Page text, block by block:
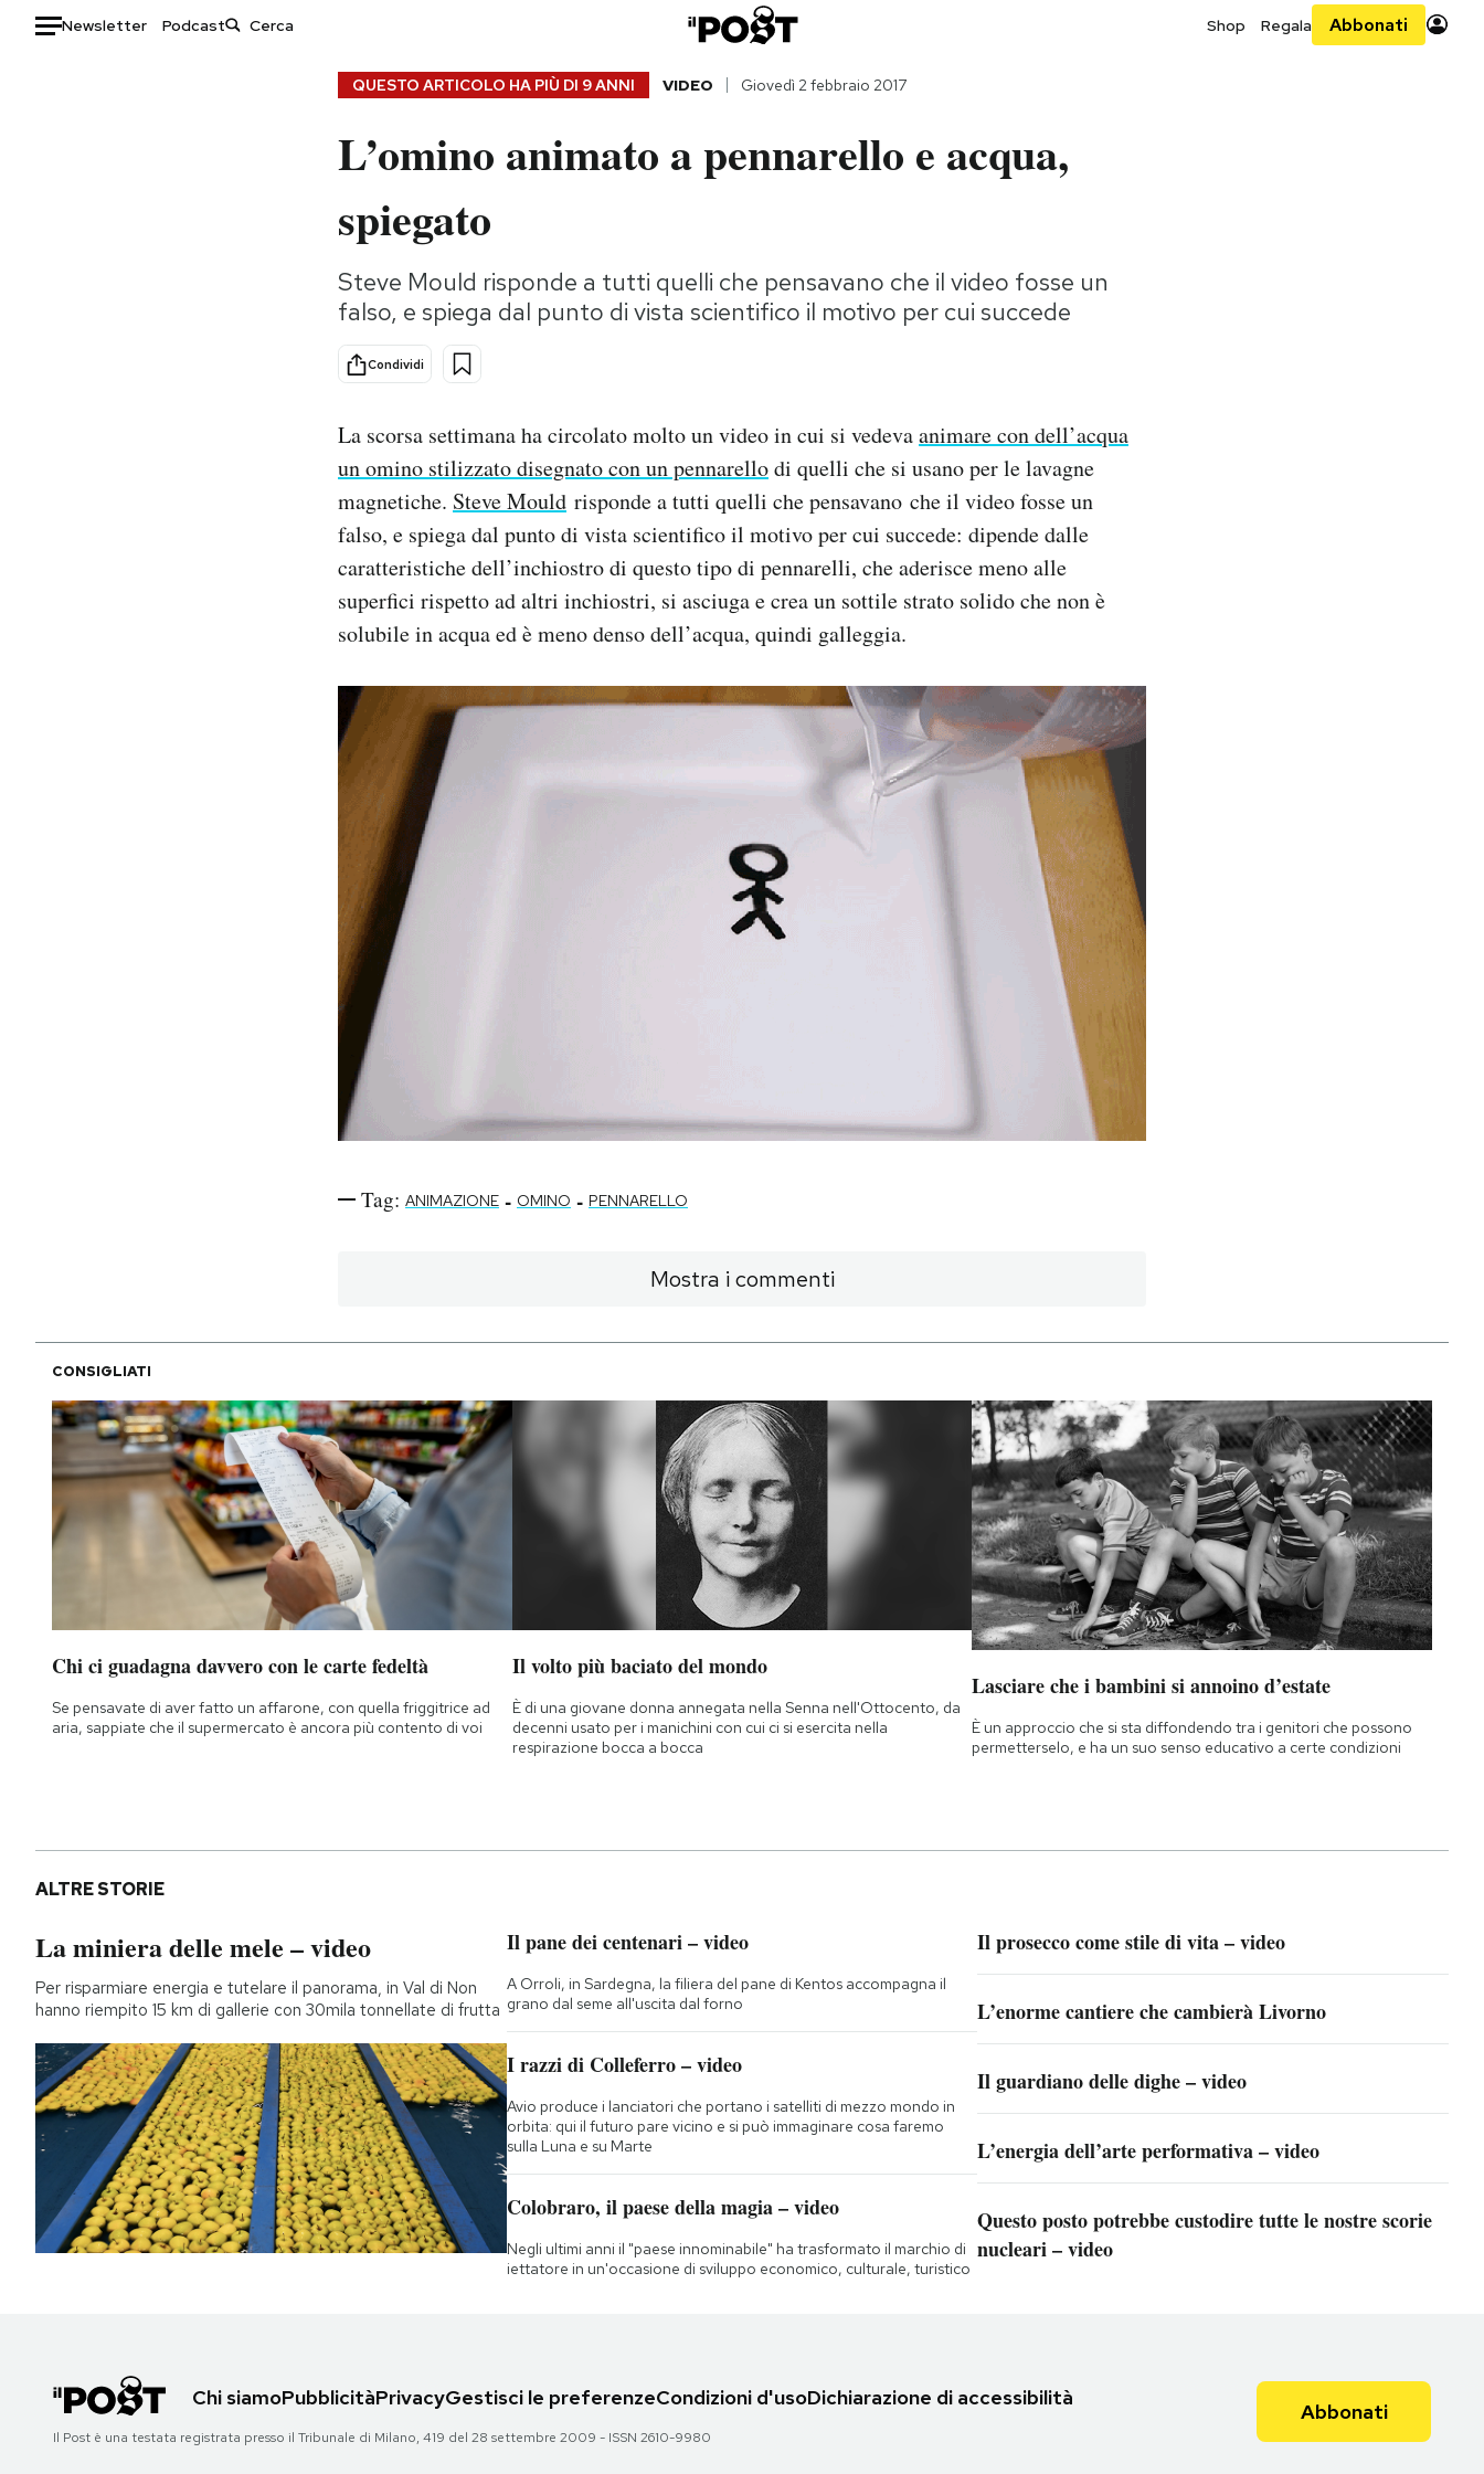
Newsletter Podcast Shop Regala Abbonati
Consumismi
Storie/Idee
Ok Boomer!
Mondiali calcio 2026
QUESTO ARTICOLO HA PIÙ DI 9 ANNI VIDEO Giovedì 2 febbraio 2017
L’omino animato a pennarello e acqua,
spiegato
Steve Mould risponde a tutti quelli che pensavano che il video fosse un
falso, e spiega dal punto di vista scientifico il motivo per cui succede
Condividi
La scorsa settimana ha circolato molto un video in cui si vedevaanimare con dell’acqua
un omino stilizzato disegnato con un pennarellodi quelli che si usano per le lavagne
magnetiche. Steve Mould risponde a tutti quelli che pensavano che il video fosse un
falso, e spiega dal punto di vista scientifico il motivo per cui succede: dipende dalle
caratteristiche dell’inchiostro di questo tipo di pennarelli, che aderisce meno alle
superfici rispetto ad altri inchiostri, si asciuga e crea un sottile strato solido che non è
solubile in acqua ed è meno denso dell’acqua, quindi galleggia.
Tag: ANIMAZIONE - OMINO - PENNARELLO
Mostra i commenti
CONSIGLIATI
Chi ci guadagna davvero con le carte fedeltà
Se pensavate di aver fatto un affarone, con quella friggitrice ad
aria, sappiate che il supermercato è ancora più contento di voi
Il volto più baciato del mondo
È di una giovane donna annegata nella Senna nell'Ottocento, da
decenni usato per i manichini con cui ci si esercita nella
respirazione bocca a bocca
Lasciare che i bambini si annoino d’estate
È un approccio che si sta diffondendo tra i genitori che possono
permetterselo, e ha un suo senso educativo a certe condizioni
ALTRE STORIE
La miniera delle mele – video
Per risparmiare energia e tutelare il panorama, in Val di Non
hanno riempito 15 km di gallerie con 30mila tonnellate di frutta
Il pane dei centenari – video
A Orroli, in Sardegna, la filiera del pane di Kentos accompagna il
grano dal seme all'uscita dal forno
I razzi di Colleferro – video
Avio produce i lanciatori che portano i satelliti di mezzo mondo in
orbita: qui il futuro pare vicino e si può immaginare cosa faremo
sulla Luna e su Marte
Colobraro, il paese della magia – video
Negli ultimi anni il "paese innominabile" ha trasformato il marchio di
iettatore in un'occasione di sviluppo economico, culturale, turistico
Il prosecco come stile di vita – video
L’enorme cantiere che cambierà Livorno
Il guardiano delle dighe – video
L’energia dell’arte performativa – video
Questo posto potrebbe custodire tutte le nostre scorie
nucleari – video
Chi siamoPubblicitàPrivacyGestisci le preferenzeCondizioni d'usoDichiarazione di accessibilità
Il Post è una testata registrata presso il Tribunale di Milano, 419 del 28 settembre 2009 - ISSN 2610-9980
Abbonati